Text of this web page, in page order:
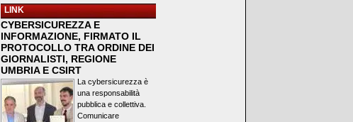
LINK
CYBERSICUREZZA E
INFORMAZIONE, FIRMATO IL
PROTOCOLLO TRA ORDINE DEI
GIORNALISTI, REGIONE
UMBRIA E CSIRT
La cybersicurezza è
una responsabilità
pubblica e collettiva.
Comunicare